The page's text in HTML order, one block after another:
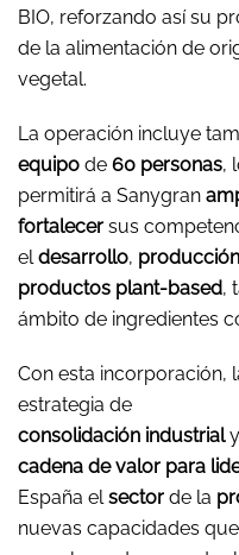
BIO, reforzando así su
de la alimentación de
vegetal.
La operación incluye
equipo de 60 personas,
permitirá a Sanygran
fortalecer sus
eldesarrollo, producción
productos plant-based,
ámbito de ingredientes
Con esta incorporación,
estrategia de
consolidación industrialy
cadena de valor para
España elsector de la
nuevas capacidades que